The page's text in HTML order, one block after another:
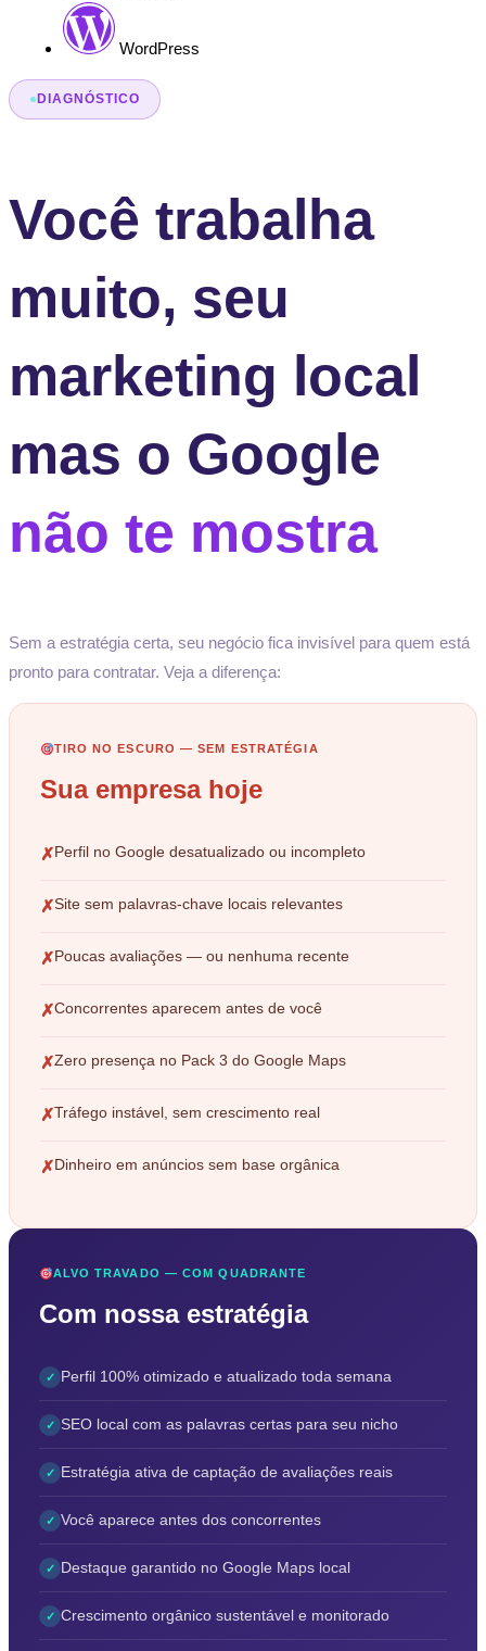
WordPress
DIAGNÓSTICO
Você trabalha
muito, seu
marketing local
mas o Google
não te mostra
Sem a estratégia certa, seu negócio fica invisível para quem está
pronto para contratar. Veja a diferença:
TIRO NO ESCURO — SEM ESTRATÉGIA
Sua empresa hoje
✗Perfil no Google desatualizado ou incompleto
✗Site sem palavras-chave locais relevantes
✗Poucas avaliações — ou nenhuma recente
✗Concorrentes aparecem antes de você
✗Zero presença no Pack 3 do Google Maps
✗Tráfego instável, sem crescimento real
✗Dinheiro em anúncios sem base orgânica
ALVO TRAVADO — COM QUADRANTE
Com nossa estratégia
✓ Perfil 100% otimizado e atualizado toda semana
✓ SEO local com as palavras certas para seu nicho
✓ Estratégia ativa de captação de avaliações reais
✓ Você aparece antes dos concorrentes
✓ Destaque garantido no Google Maps local
✓ Crescimento orgânico sustentável e monitorado